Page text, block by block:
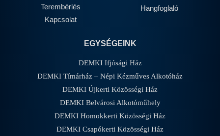
Terembérlés
Kapcsolat
Hangfoglaló
EGYSÉGEINK
DEMKI Ifjúsági Ház
DEMKI Tímárház – Népi Kézműves Alkotóház
DEMKI Újkerti Közösségi Ház
DEMKI Belvárosi Alkotóműhely
DEMKI Homokkerti Közösségi Ház
DEMKI Csapókerti Közösségi Ház